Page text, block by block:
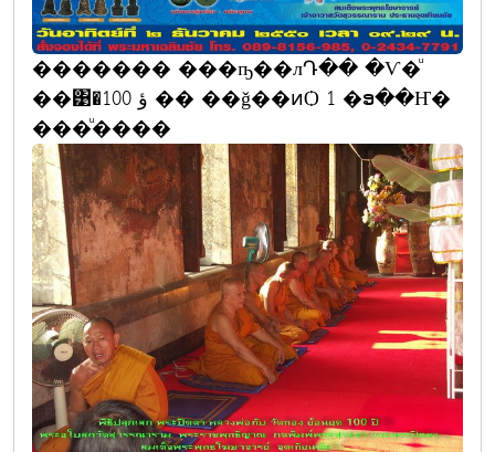
������� ���ҧ��лԴ�� �Ѵ�ͧ
��͹�ؤ 100 �� ��ǧ��ͷѺ 1 �ອ��Ҥ�
���ͧ����